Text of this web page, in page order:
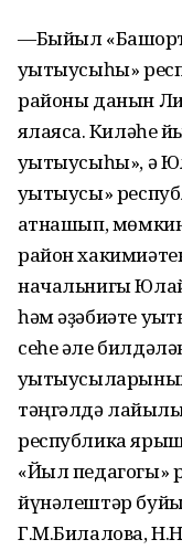
—Быйыл
уҡытыусыһы»
районы данын
яҡлаясаҡ.
уҡытыусыһы», ә
уҡытыусы»
ҡатнашып,
район
начальнигы
һәм әҙәбиәте
сеһе әле
тәңгәлдә
республика
«Йыл педагогы»
йүнәлештәр
Г.М.Билалова,